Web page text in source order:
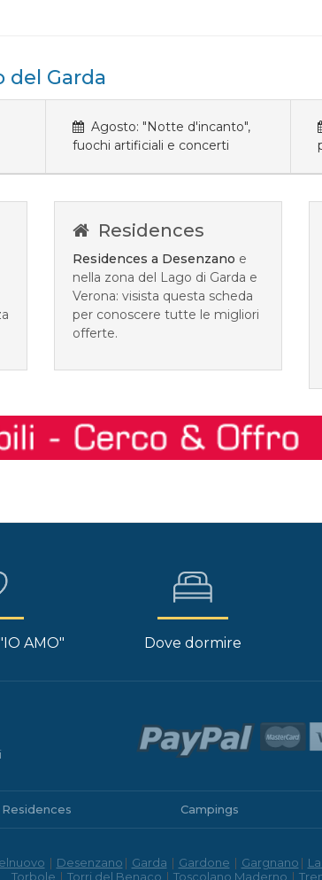
del Garda
Agosto: "Notte d'incanto",
fuochi artificiali e concerti
Residences
Residences a Desenzano e
nella zona del Lago di Garda e
Verona: visista questa scheda
per conoscere tutte le migliori
offerte.
AMO" Dove dormire
Residences Campings
| Desenzano | Garda | Gardone | Gargnano |
Torbole | Torri del Benaco | Toscolano Maderno |